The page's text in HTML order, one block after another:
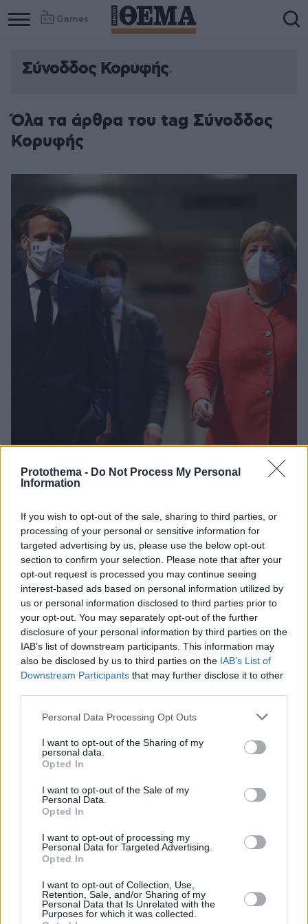
Protothema - Do Not Process My Personal
Information
If you wish to opt-out of the sale, sharing to third parties, or
processing of your personal or sensitive information for
targeted advertising by us, please use the below opt-out
section to confirm your selection. Please note that after your
opt-out request is processed you may continue seeing
interest-based ads based on personal information utilized by
us or personal information disclosed to third parties prior to
your opt-out. You may separately opt-out of the further
disclosure of your personal information by third parties on the
IAB’s list of downstream participants. This information may
also be disclosed by us to third parties on the IAB’s List of
Downstream Participants that may further disclose it to other
Please note that this website/app uses one or more Google
not limited to your visit or usage behaviour. You may click to
grant or deny consent to Google and its third-party tags to
use your data for below specified purposes in below Google
consent section.
Personal Data Processing Opt Outs
I want to opt-out of the Sharing of my
personal data.
Opted In
I want to opt-out of the Sale of my
Personal Data.
Opted In
I want to opt-out of processing my
Personal Data for Targeted Advertising.
Opted In
I want to opt-out of Collection, Use,
Retention, Sale, and/or Sharing of my
Personal Data that Is Unrelated with the
Purposes for which it was collected.
Games
Σύνοδδος Κορυφής
Όλα τα άρθρα του tag Σύνοδδος
Κορυφής
Πώς θα μοιραστούν τα €750 δισ. του Ταμείου
Πώς κατανέμονται τα 390 δισ. ευρώ σε
επιχορηγήσεις και τα 360 δισ. ευρώ σε δάνεια -
Σταϊκούρας: Σε βάθος 7ετιας οι εκταμιεύσεις για την
Ελλάδα, τα 70 δισ. δεν θα συνοδεύονται από
μνημόνιο
21.07.2020, 09:54 5
21.07.2020, 00:01